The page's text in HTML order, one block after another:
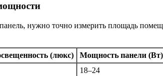
нужно точно измерить площадь
(люкс) Мощность панели (Вт)
18–24